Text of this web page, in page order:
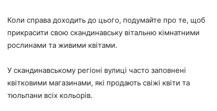
Коли справа доходить до цього, подумайте про те, щоб
прикрасити свою скандинавську вітальню кімнатними
рослинами та живими квітами.
У скандинавському регіоні вулиці часто заповнені
квітковими магазинами, які продають свіжі квіти та
тюльпани всіх кольорів.